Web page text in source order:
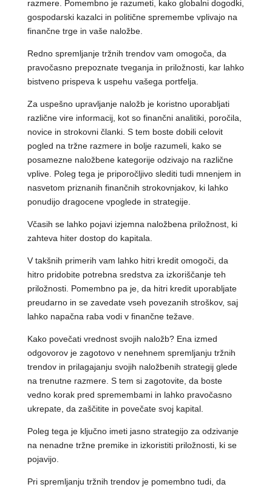
razmere. Pomembno je razumeti, kako globalni dogodki,
gospodarski kazalci in politične spremembe vplivajo na
finančne trge in vaše naložbe.
Redno spremljanje tržnih trendov vam omogoča, da
pravočasno prepoznate tveganja in priložnosti, kar lahko
bistveno prispeva k uspehu vašega portfelja.
Za uspešno upravljanje naložb je koristno uporabljati
različne vire informacij, kot so finančni analitiki, poročila,
novice in strokovni članki. S tem boste dobili celovit
pogled na tržne razmere in bolje razumeli, kako se
posamezne naložbene kategorije odzivajo na različne
vplive. Poleg tega je priporočljivo slediti tudi mnenjem in
nasvetom priznanih finančnih strokovnjakov, ki lahko
ponudijo dragocene vpoglede in strategije.
Včasih se lahko pojavi izjemna naložbena priložnost, ki
zahteva hiter dostop do kapitala.
V takšnih primerih vam lahko hitri kredit omogoči, da
hitro pridobite potrebna sredstva za izkoriščanje teh
priložnosti. Pomembno pa je, da hitri kredit uporabljate
preudarno in se zavedate vseh povezanih stroškov, saj
lahko napačna raba vodi v finančne težave.
Kako povečati vrednost svojih naložb? Ena izmed
odgovorov je zagotovo v nenehnem spremljanju tržnih
trendov in prilagajanju svojih naložbenih strategij glede
na trenutne razmere. S tem si zagotovite, da boste
vedno korak pred spremembami in lahko pravočasno
ukrepate, da zaščitite in povečate svoj kapital.
Poleg tega je ključno imeti jasno strategijo za odzivanje
na nenadne tržne premike in izkoristiti priložnosti, ki se
pojavijo.
Pri spremljanju tržnih trendov je pomembno tudi, da